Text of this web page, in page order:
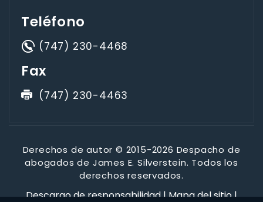
Teléfono
(747) 230-4468
Fax
(747) 230-4463
Derechos de autor © 2015-2026 Despacho de
abogados de James E. Silverstein. Todos los
derechos reservados.
Descargo de responsabilidad|Mapa del sitio|